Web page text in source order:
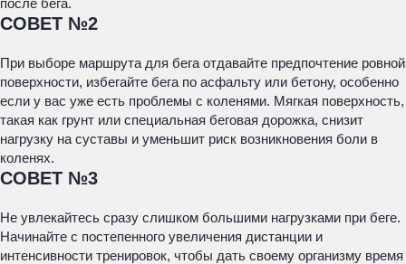
после бега.
СОВЕТ №2
При выборе маршрута для бега отдавайте предпочтение ровной
поверхности, избегайте бега по асфальту или бетону, особенно
если у вас уже есть проблемы с коленями. Мягкая поверхность,
такая как грунт или специальная беговая дорожка, снизит
нагрузку на суставы и уменьшит риск возникновения боли в
коленях.
СОВЕТ №3
Не увлекайтесь сразу слишком большими нагрузками при беге.
Начинайте с постепенного увеличения дистанции и
интенсивности тренировок, чтобы дать своему организму время